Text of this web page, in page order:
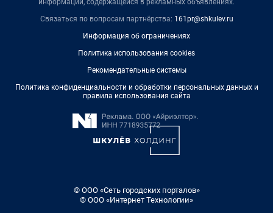
информации, содержащейся в рекламных объявлениях.
Связаться по вопросам партнёрства: 161pr@shkulev.ru
Информация об ограничениях
Политика использования cookies
Рекомендательные системы
Политика конфиденциальности и обработки персональных данных и
правила использования сайта
© ООО «Сеть городских порталов»
© ООО «Интернет Технологии»